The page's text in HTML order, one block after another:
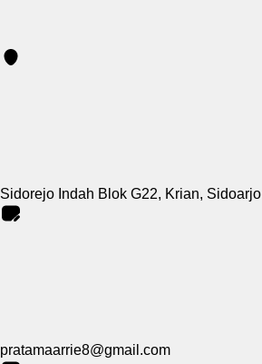
Sidorejo Indah Blok G22, Krian, Sidoarjo
pratamaarrie8@gmail.com